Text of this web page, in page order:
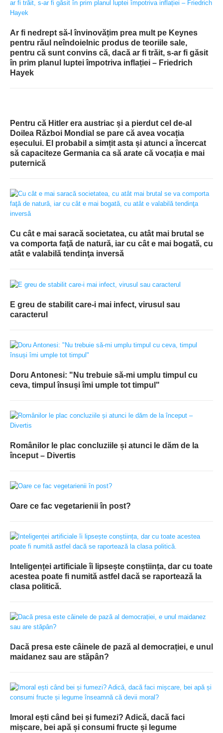
Ar fi nedrept să-l învinovățim prea mult pe Keynes
pentru răul neîndoielnic produs de teoriile sale,
pentru că sunt convins că, dacă ar fi trăit, s-ar fi găsit
în prim planul luptei împotriva inflației – Friedrich
Hayek
Pentru că Hitler era austriac și a pierdut cel de-al
Doilea Război Mondial se pare că avea vocația
eșecului. El probabil a simțit asta și atunci a încercat
să capaciteze Germania ca să arate că vocația e mai
puternică
Cu cât e mai saracă societatea, cu atât mai brutal se
va comporta faţă de natură, iar cu cât e mai bogată, cu
atât e valabilă tendinţa inversă
E greu de stabilit care-i mai infect, virusul sau
caracterul
Doru Antonesi: "Nu trebuie să-mi umplu timpul cu
ceva, timpul însuși îmi umple tot timpul"
Românilor le plac concluziile și atunci le dăm de la
început – Divertis
Oare ce fac vegetarienii în post?
Inteligenței artificiale îi lipsește conștiința, dar cu toate
acestea poate fi numită astfel dacă se raportează la
clasa politică.
Dacă presa este câinele de pază al democrației, e unul
maidanez sau are stăpân?
Imoral ești când bei și fumezi? Adică, dacă faci
mișcare, bei apă și consumi fructe și legume